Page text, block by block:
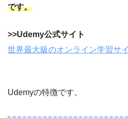
です。
>>Udemy公式サイト
世界最大級のオンライン学習サ
Udemyの特徴です。